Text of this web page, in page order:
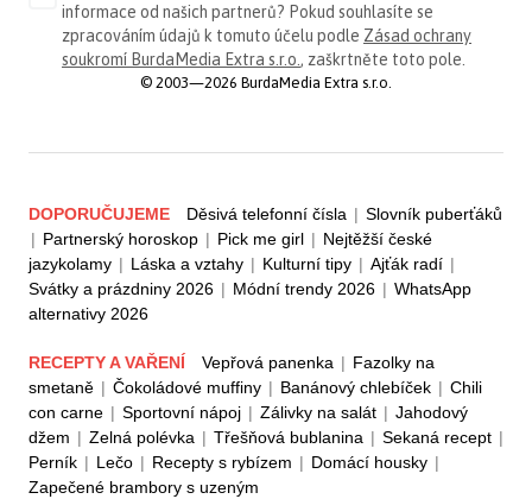
informace od našich partnerů? Pokud souhlasíte se
zpracováním údajů k tomuto účelu podle Zásad ochrany
soukromí BurdaMedia Extra s.r.o., zaškrtněte toto pole.
© 2003—2026 BurdaMedia Extra s.r.o.
DOPORUČUJEME Děsivá telefonní čísla | Slovník puberťáků
| Partnerský horoskop | Pick me girl | Nejtěžší české
jazykolamy | Láska a vztahy | Kulturní tipy | Ajťák radí |
Svátky a prázdniny 2026 | Módní trendy 2026 | WhatsApp
alternativy 2026
RECEPTY A VAŘENÍ Vepřová panenka | Fazolky na
smetaně | Čokoládové muffiny | Banánový chlebíček | Chili
con carne | Sportovní nápoj | Zálivky na salát | Jahodový
džem | Zelná polévka | Třešňová bublanina | Sekaná recept |
Perník | Lečo | Recepty s rybízem | Domácí housky |
Zapečené brambory s uzeným